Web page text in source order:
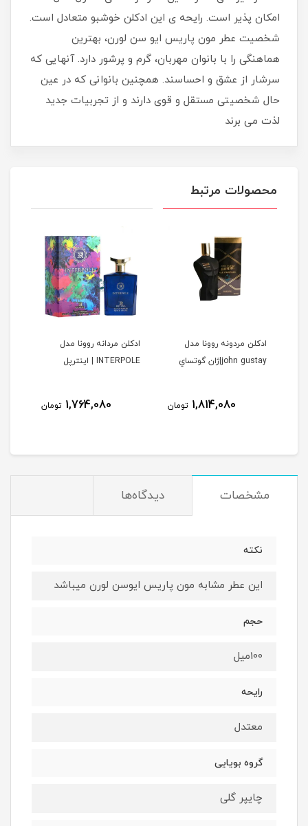
امکان پذیر است. رایحه ی این ادکلن خوشبو متعادل است.
شخصیت عطر مون پاریس ایو سن لورن، بهترین
هماهنگی را با بانوان مهربان، گرم و پرشور دارد. آنهایی که
سرشار از عشق و احساسند. همچنین بانوانی که در عین
حال شخصیتی مستقل و قوی دارند و از تجربیات جدید
لذت می برند
محصولات مرتبط
ادكلن مردونه روونا مدل
john gustay|ژان گوتساي
1,814,080 تومان
ادكلن مردانه روونا مدل
INTERPOLE | اينترپل
1,764,080 تومان
مشخصات دیدگاه‌ها
نكته
اين عطر مشابه مون پاريس ايوسن لورن ميباشد
حجم
100ميل
رايحه
معتدل
گروه بويايى
چايپر گلى